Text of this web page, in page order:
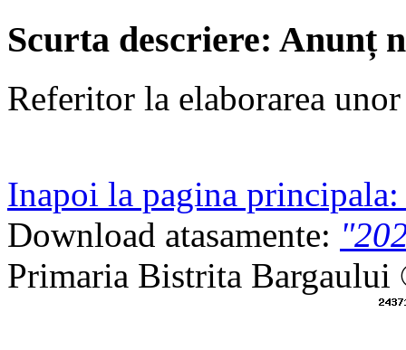
Scurta descriere: Anunț
Referitor la elaborarea
Inapoi la pagina
Download atasamente:
Primaria Bistrita Bargaului